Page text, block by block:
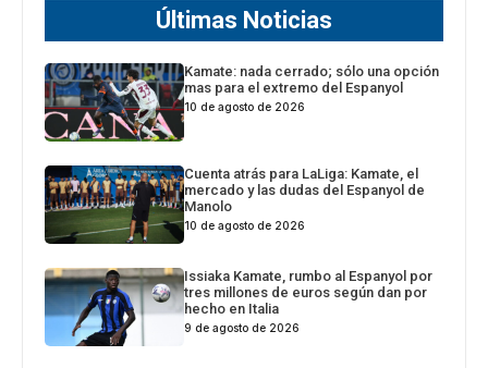
Últimas Noticias
Kamate: nada cerrado; sólo una opción
mas para el extremo del Espanyol
10 de agosto de 2026
Cuenta atrás para LaLiga: Kamate, el
mercado y las dudas del Espanyol de
Manolo
10 de agosto de 2026
Issiaka Kamate, rumbo al Espanyol por
tres millones de euros según dan por
hecho en Italia
9 de agosto de 2026